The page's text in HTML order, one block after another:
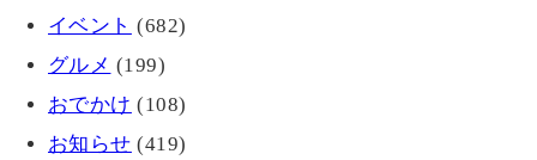
イベント (682)
グルメ (199)
おでかけ (108)
お知らせ (419)